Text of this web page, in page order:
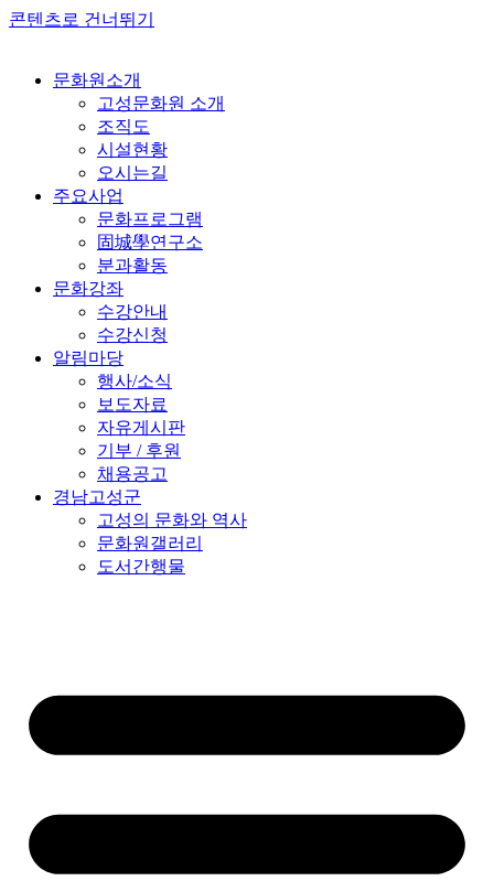
콘텐츠로 건너뛰기
문화원소개
고성문화원 소개
조직도
시설현황
오시는길
주요사업
문화프로그램
固城學연구소
분과활동
문화강좌
수강안내
수강신청
알림마당
행사/소식
보도자료
자유게시판
기부 / 후원
채용공고
경남고성군
고성의 문화와 역사
문화원갤러리
도서간행물